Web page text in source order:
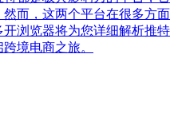
而，这两个平台在很多方面
浏览器将为您详细解析推特
境电商之旅。